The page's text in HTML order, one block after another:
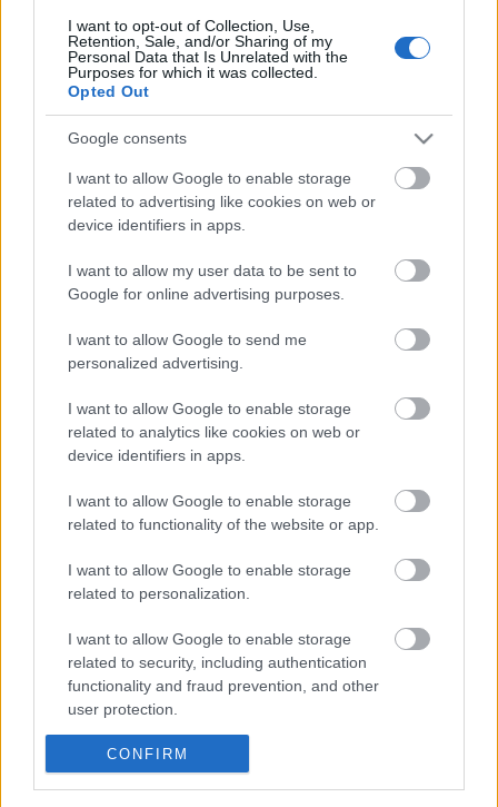
I want to opt-out of Collection, Use,
Retention, Sale, and/or Sharing of my
Personal Data that Is Unrelated with the
Purposes for which it was collected.
Opted Out
Google consents
I want to allow Google to enable storage
related to advertising like cookies on web or
device identifiers in apps.
I want to allow my user data to be sent to
Google for online advertising purposes.
I want to allow Google to send me
personalized advertising.
I want to allow Google to enable storage
related to analytics like cookies on web or
device identifiers in apps.
I want to allow Google to enable storage
related to functionality of the website or app.
I want to allow Google to enable storage
related to personalization.
I want to allow Google to enable storage
related to security, including authentication
functionality and fraud prevention, and other
user protection.
CONFIRM
diplomácia és a tisztesség áll, ahogy azt (Ficóék)
állítják, hanem a nacionalista hisztéria. Plusz az a
tudatos igyekezet, hogy eltereljék a figyelmet a
szlovák miniszterelnök felelősségéről azért, amit a
koalíciós partnerek a közösből elloptak".
A Pravda ezzel szemben úgy véli, "Sólyom (pénteki)
komáromi kirándulása rosszul végződött.
Magyarország és Szlovákia számára egyaránt.
Sólyom ezért csak saját magát hibáztathatja. A
schengeni határokon belüli diplomácia felsülésnek
nem kellett volna bekövetkeznie, ha nem viselkedett
elsősorban arra hivatkozik, hogy Révkomárom "már
hosszú ideje elutasítja a szlovákok kérését, hogy
biztosítson közterületet a Cirill és Metód-
szoborcsoportnak". Ha ez igaz, az a város
szempontjából tényleg problémás, de még ez sem
jobbegyenesre.
megjelentekaz agresszív hangvételű transzparensek,
a szobrot pedig már az első éjszaka
egyértelműen a szlovák partner jóvoltából.
Kérdés, hogy hol lesz ennek vége?